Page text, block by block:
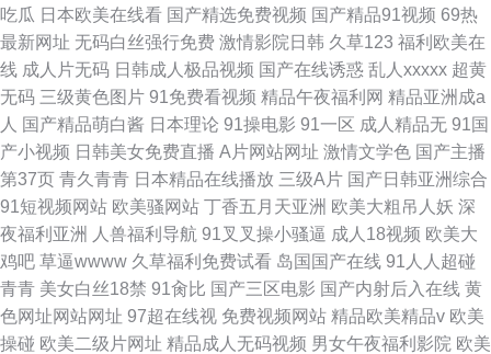
吃瓜 日本欧美在线看 国产精选免费视频 国产精品91视频 69热
最新网址 无码白丝强行免费 激情影院日韩 久草123 福利欧美在
线 成人片无码 日韩成人极品视频 国产在线诱惑 乱人xxxxx 超黄
无码 三级黄色图片 91免费看视频 精品午夜福利网 精品亚洲成a
人 国产精品萌白酱 日本理论 91操电影 91一区 成人精品无 91国
产小视频 日韩美女免费直播 A片网站网址 激情文学色 国产主播
第37页 青久青青 日本精品在线播放 三级A片 国产日韩亚洲综合
91短视频网站 欧美骚网站 丁香五月天亚洲 欧美大粗吊人妖 深
夜福利亚洲
人兽福利导航 91叉叉操小骚逼 成人18视频 欧美大
鸡吧 草逼wwww 久草福利免费试看 岛国国产在线 91人人超碰
青青 美女白丝18禁 91肏比 国产三区电影 国产内射后入在线 黄
色网址网站网址 97超在线视 免费视频网站 精品欧美精品v 欧美
操碰 欧美二级片网址 精品成人无码视频 男女午夜福利影院 欧美